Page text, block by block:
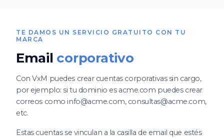
TE DAMOS UN SERVICIO GRATUITO CON TU
MARCA
Email corporativo
Con VxM puedes crear cuentas corporativas sin cargo,
por ejemplo: si tu dominio es acme.com puedes crear
correos como info@acme.com, consultas@acme.com,
etc.
Estas cuentas se vinculan a la casilla de email que estés